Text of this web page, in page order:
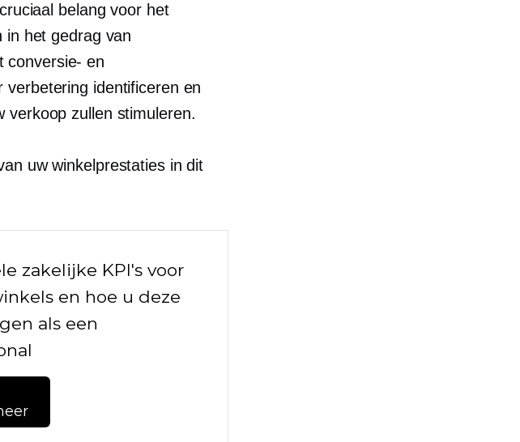
belang voor het
in het gedrag van
conversie- en
identificeren en
verkoop zullen stimuleren.
uw winkelprestaties in dit
zakelijke KPI's voor
en hoe u deze
als een